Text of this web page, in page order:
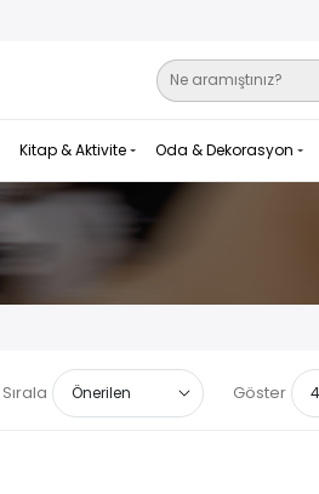
Kitap & Aktivite Oda & Dekorasyon
Sırala Göster